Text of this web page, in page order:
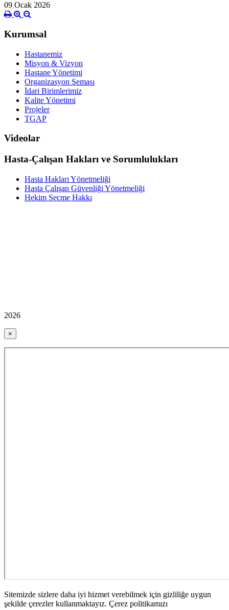
09 Ocak 2026
Kurumsal
Hastanemiz
Misyon & Vizyon
Hastane Yönetimi
Organizasyon Şeması
İdari Birimlerimiz
Kalite Yönetimi
Projeler
TGAP
Videolar
Hasta-Çalışan Hakları ve Sorumlulukları
Hasta Hakları Yönetmeliği
Hasta Çalışan Güvenliği Yönetmeliği
Hekim Seçme Hakkı
2026
×
Sitemizde sizlere daha iyi hizmet verebilmek için gizliliğe uygun
şekilde çerezler kullanmaktayız. Çerez politikamızı